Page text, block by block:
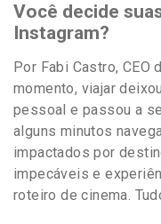
Você decide
Instagram?
Por Fabi Castro, CEO
momento, viajar
pessoal e passou a
alguns minutos
impactados por
impecáveis e
roteiro de cinema.